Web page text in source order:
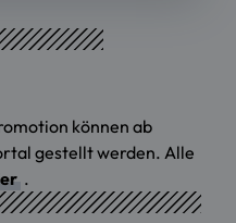
können ab
gestellt werden. Alle
.